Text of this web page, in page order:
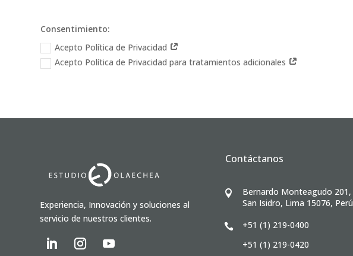
Consentimiento:
Acepto Política de Privacidad
Acepto Política de Privacidad para tratamientos adicionales
Experiencia, Innovación y soluciones al
servicio de nuestros clientes.
Contáctanos

Bernardo Monteagudo 201,
San Isidro, Lima 15076, Perú

+51 (1) 219-0400
+51 (1) 219-0420